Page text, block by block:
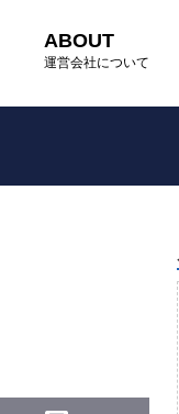
ABOUT
運営会社について